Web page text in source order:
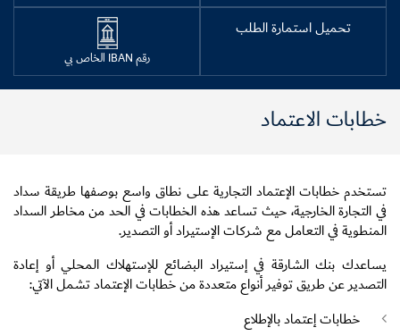
تحميل استمارة الطلب
رقم IBAN الخاص بي
خطابات الاعتماد
تستخدم خطابات الإعتماد التجارية على نطاق واسع بوصفها طريقة سداد
في التجارة الخارجية، حيث تساعد هذه الخطابات في الحد من مخاطر السداد
المنطوية في التعامل مع شركات الإستيراد أو التصدير.
يساعدك بنك الشارقة في إستيراد البضائع للإستهلاك المحلي أو إعادة
التصدير عن طريق توفير أنواع متعددة من خطابات الإعتماد تشمل الآتي:
خطابات إعتماد بالإطلاع